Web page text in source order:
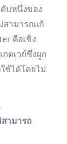
บหนึ่งของ
สามารถแก้
คือเชิง
ตเวย์ซึ่งผูก
ช้ได้โดยไม่
ามารถ